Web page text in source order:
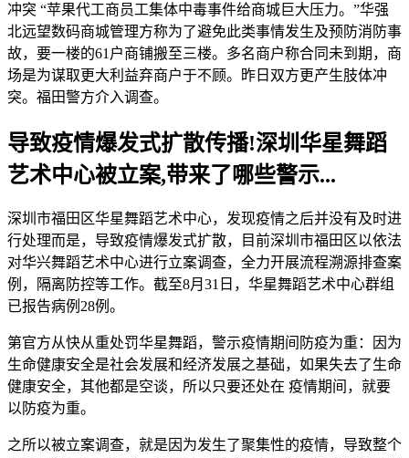
冲突 “苹果代工商员工集体中毒事件给商城巨大压力。”华强
北远望数码商城管理方称为了避免此类事情发生及预防消防事
故，要一楼的61户商铺搬至三楼。多名商户称合同未到期，商
场是为谋取更大利益弃商户于不顾。昨日双方更产生肢体冲
突。福田警方介入调查。
导致疫情爆发式扩散传播!深圳华星舞蹈
艺术中心被立案,带来了哪些警示...
深圳市福田区华星舞蹈艺术中心，发现疫情之后并没有及时进
行处理而是，导致疫情爆发式扩散，目前深圳市福田区以依法
对华兴舞蹈艺术中心进行立案调查，全力开展流程溯源排查案
例，隔离防控等工作。截至8月31日，华星舞蹈艺术中心群组
已报告病例28例。
第官方从快从重处罚华星舞蹈，警示疫情期间防疫为重：因为
生命健康安全是社会发展和经济发展之基础，如果失去了生命
健康安全，其他都是空谈，所以只要还处在 疫情期间，就要
以防疫为重。
之所以被立案调查，就是因为发生了聚集性的疫情，导致整个